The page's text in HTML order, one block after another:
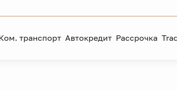
транспорт Автокредит Рассрочка